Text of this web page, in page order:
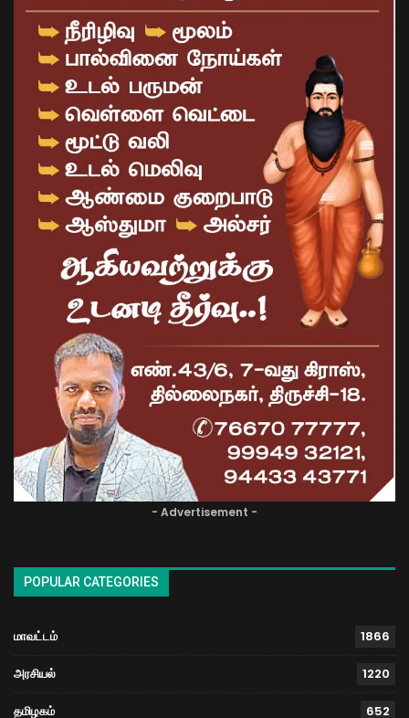
- Advertisement -
POPULAR CATEGORIES
மாவட்டம் 1866
அரசியல் 1220
தமிழகம் 652